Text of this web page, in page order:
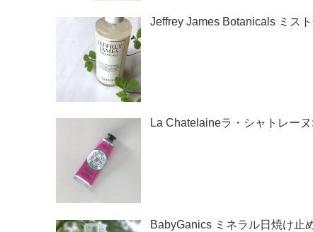
Jeffrey James Botanicals ミス
La Chatelaineラ・シャトレー
BabyGanics ミネラル日焼け止